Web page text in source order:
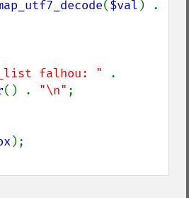
($val
falhou: "
() . "\n" ;